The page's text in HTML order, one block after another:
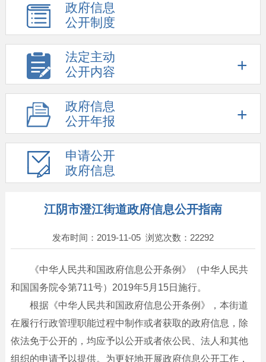
政府信息
公开制度
法定主动
公开内容
政府信息
公开年报
申请公开
政府信息
江阴市澄江街道政府信息公开指南
发布时间：2019-11-05 浏览次数： 22292
《中华人民共和国政府信息公开条例》（中华人民共
和国国务院令第711号）2019年5月15日施行。
根据《中华人民共和国政府信息公开条例》，本街道
在履行行政管理职能过程中制作或者获取的政府信息，除
依法免于公开的，均应予以公开或者依公民、法人和其他
组织的申请予以提供。为更好地开展政府信息公开工作，